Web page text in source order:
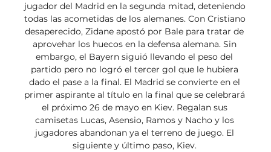
jugador del Madrid en la segunda mitad, deteniendo
todas las acometidas de los alemanes. Con Cristiano
desaperecido, Zidane apostó por Bale para tratar de
aprovehar los huecos en la defensa alemana. Sin
embargo, el Bayern siguió llevando el peso del
partido pero no logró el tercer gol que le hubiera
dado el pase a la final. El Madrid se convierte en el
primer aspirante al título en la final que se celebrará
el próximo 26 de mayo en Kiev. Regalan sus
camisetas Lucas, Asensio, Ramos y Nacho y los
jugadores abandonan ya el terreno de juego. El
siguiente y último paso, Kiev.